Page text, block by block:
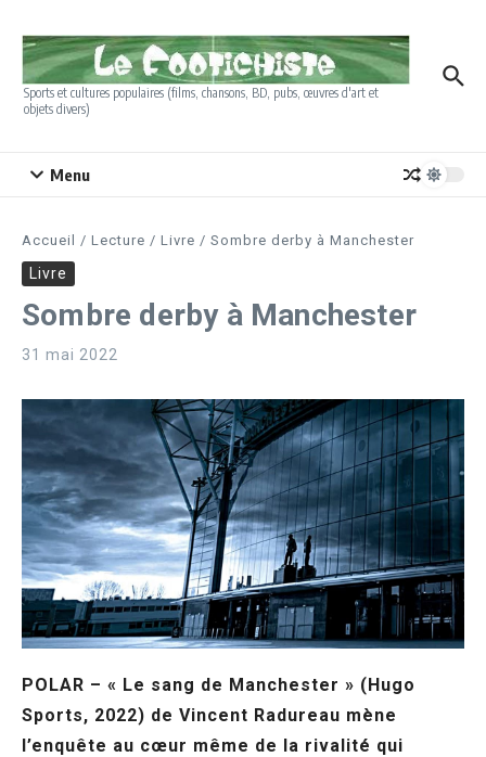
Sports et cultures populaires (films, chansons, BD, pubs, œuvres d'art et
objets divers)
Menu
Accueil / Lecture / Livre / Sombre derby à Manchester
Livre
Sombre derby à Manchester
31 mai 2022
POLAR – « Le sang de Manchester » (Hugo
Sports, 2022) de Vincent Radureau mène
l’enquête au cœur même de la rivalité qui